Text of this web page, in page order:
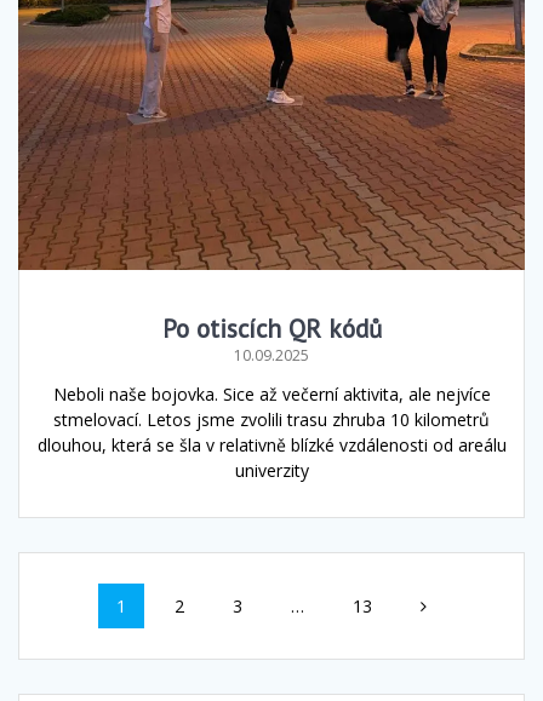
Po otiscích QR kódů
10.09.2025
Neboli naše bojovka. Sice až večerní aktivita, ale nejvíce
stmelovací. Letos jsme zvolili trasu zhruba 10 kilometrů
dlouhou, která se šla v relativně blízké vzdálenosti od areálu
univerzity
Příspěvek
navigace
Stránka
1 Stránka
2 Stránka
3 … Stránka
13